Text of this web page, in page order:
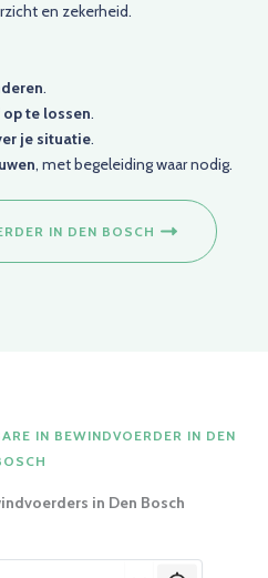
en zekerheid.
.
te lossen.
je situatie.
, met begeleiding waar nodig.
IN DEN BOSCH
IN BEWINDVOERDER IN DEN
in Den Bosch